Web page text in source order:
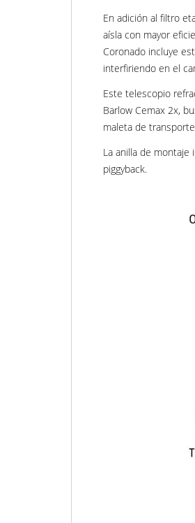
En adición al filtro
aísla con mayor
Coronado incluye
interfiriendo en el
Este telescopio
Barlow Cemax 2x,
maleta de
La anilla de
piggyback.